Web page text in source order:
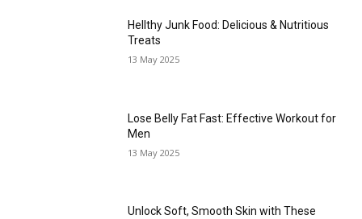
Hellthy Junk Food: Delicious & Nutritious
Treats
13 May 2025
Lose Belly Fat Fast: Effective Workout for
Men
13 May 2025
Unlock Soft, Smooth Skin with These